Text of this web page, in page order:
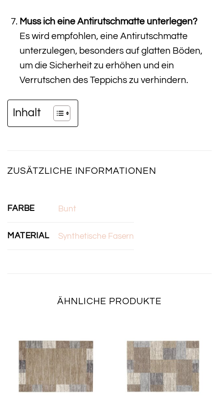
Muss ich eine Antirutschmatte unterlegen?
Es wird empfohlen, eine Antirutschmatte
unterzulegen, besonders auf glatten Böden,
um die Sicherheit zu erhöhen und ein
Verrutschen des Teppichs zu verhindern.
Inhalt
ZUSÄTZLICHE INFORMATIONEN
FARBE Bunt
MATERIAL Synthetische Fasern
ÄHNLICHE PRODUKTE